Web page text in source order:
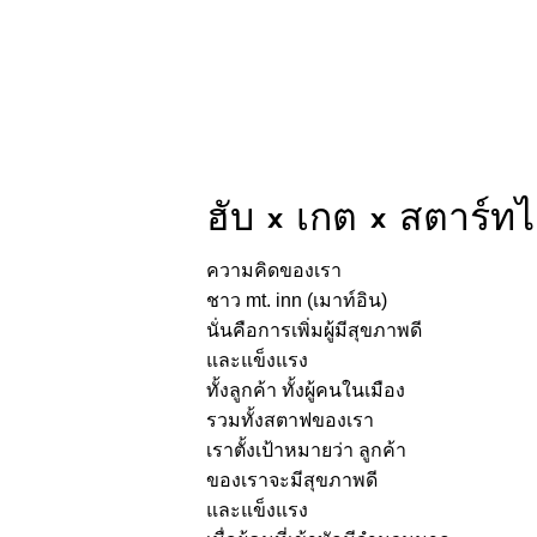
ฮับ × เกต × สตาร์ท
ความคิดของเรา
ชาว mt. inn (เมาท์อิน)
นั่นคือการเพิ่มผู้มีสุขภาพดี
และแข็งแรง
ทั้งลูกค้า ทั้งผู้คนในเมือง
รวมทั้งสตาฟของเรา
เราตั้งเป้าหมายว่า ลูกค้า
ของเราจะมีสุขภาพดี
และแข็งแรง